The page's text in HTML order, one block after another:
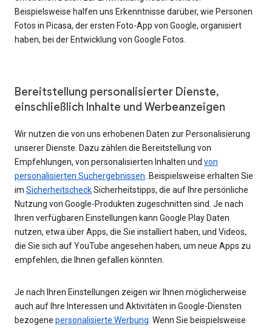
Beispielsweise halfen uns Erkenntnisse darüber, wie Personen
Fotos in Picasa, der ersten Foto-App von Google, organisiert
haben, bei der Entwicklung von Google Fotos.
Bereitstellung personalisierter Dienste,
einschließlich Inhalte und Werbeanzeigen
Wir nutzen die von uns erhobenen Daten zur Personalisierung
unserer Dienste. Dazu zählen die Bereitstellung von
Empfehlungen, von personalisierten Inhalten und von
personalisierten Suchergebnissen . Beispielsweise erhalten Sie
im SicherheitscheckSicherheitstipps, die auf Ihre persönliche
Nutzung von Google-Produkten zugeschnitten sind. Je nach
Ihren verfügbaren Einstellungen kann Google Play Daten
nutzen, etwa über Apps, die Sie installiert haben, und Videos,
die Sie sich auf YouTube angesehen haben, um neue Apps zu
empfehlen, die Ihnen gefallen könnten.
Je nach Ihren Einstellungen zeigen wir Ihnen möglicherweise
auch auf Ihre Interessen und Aktivitäten in Google-Diensten
bezogene personalisierte Werbung . Wenn Sie beispielsweise